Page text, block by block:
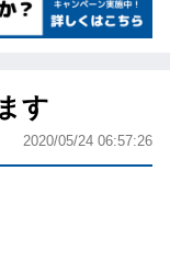
す
2020/05/24 06:57:26